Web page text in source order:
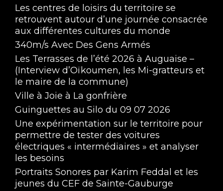
Les centres de loisirs du territoire se
retrouvent autour d’une journée consacrée
aux différentes cultures du monde
340m/s Avec Des Gens Armés
Les Terrasses de l’été 2026 à Auguaise –
(Interview d’Oïkoumen, les Mi-gratteurs et
le maire de la commune)
Ville à Joie à La gonfrière
Guinguettes au Silo du 09 07 2026
Une expérimentation sur le territoire pour
permettre de tester des voitures
électriques « intermédiaires » et analyser
les besoins
Portraits Sonores par Karim Feddal et les
jeunes du CEF de Sainte-Gauburge